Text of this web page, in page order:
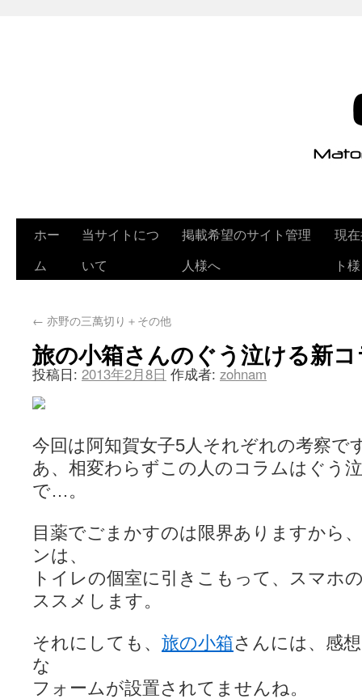
ホー
ム
当サイトにつ
いて
掲載希望のサイト管理
人様へ
現
ト様
← 亦野の三萬切り＋その他
旅の小箱さんのぐう泣ける新
投稿日: 2013年2月8日 作成者: zohnam
今回は阿知賀女子5人それぞれの考察で
あ、相変わらずこの人のコラムはぐう
で…。
目薬でごまかすのは限界ありますから
ンは、
トイレの個室に引きこもって、スマホ
ススメします。
それにしても、 旅の小箱さんには、感
な
フォームが設置されてませんね。